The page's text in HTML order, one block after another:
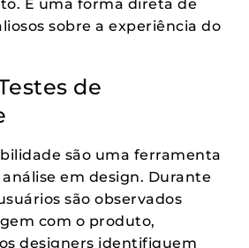
É uma forma direta de
sobre a experiência do
de
são uma ferramenta
em design. Durante
são observados
com o produto,
designers identifiquem